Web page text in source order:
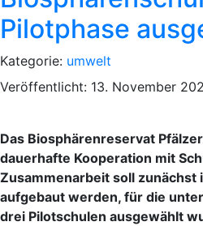
Pilotphase
Kategorie: umwelt
Veröffentlicht: 13. November
Das Biosphärenreservat
dauerhafte Kooperation mit
Zusammenarbeit soll zunächst
aufgebaut werden, für die
drei Pilotschulen ausgewählt